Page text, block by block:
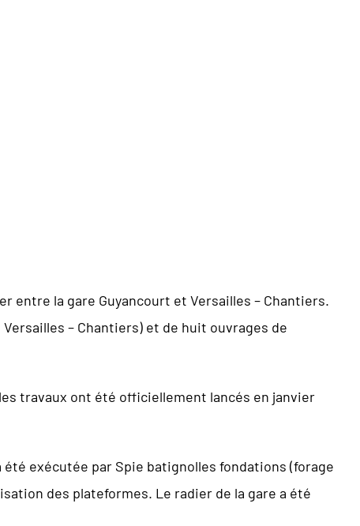
entre la gare Guyancourt et Versailles – Chantiers.
– Chantiers) et de huit ouvrages de
travaux ont été officiellement lancés en janvier
exécutée par Spie batignolles fondations (forage
des plateformes. Le radier de la gare a été